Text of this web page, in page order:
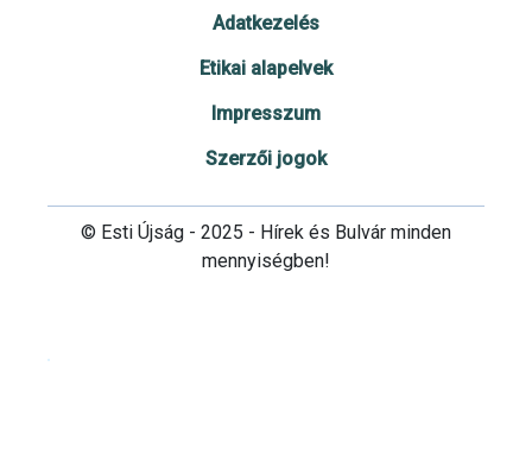
Adatkezelés
Etikai alapelvek
Impresszum
Szerzői jogok
© Esti Újság - 2025 - Hírek és Bulvár minden
mennyiségben!